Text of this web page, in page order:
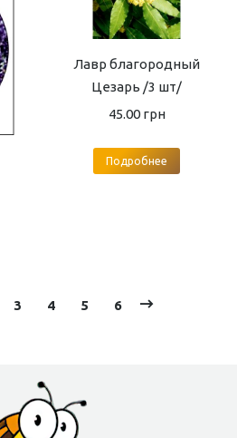
Лавр благородный
Цезарь /3 шт/
45.00 грн
Подробнее
3 4 5 6